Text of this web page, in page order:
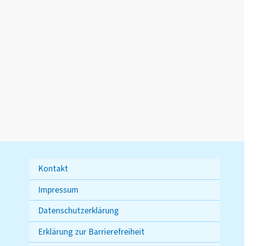
Kontakt
Impressum
Datenschutzerklärung
Erklärung zur Barrierefreiheit